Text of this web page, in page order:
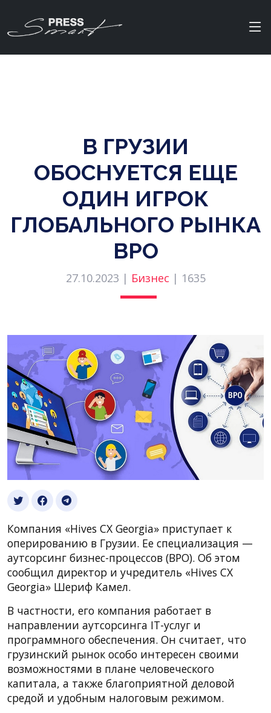
В ГРУЗИИ
ОБОСНУЕТСЯ ЕЩЕ
ОДИН ИГРОК
ГЛОБАЛЬНОГО РЫНКА
BPO
27.10.2023 | Бизнес | 1635
Компания «Hives CX Georgia» приступает к
оперированию в Грузии. Ее специализация —
аутсорсинг бизнес-процессов (BPO). Об этом
сообщил директор и учредитель «Hives CX
Georgia» Шериф Камел.
В частности, его компания работает в
направлении аутсорсинга IT-услуг и
программного обеспечения. Он считает, что
грузинский рынок особо интересен своими
возможностями в плане человеческого
капитала, а также благоприятной деловой
средой и удобным налоговым режимом.